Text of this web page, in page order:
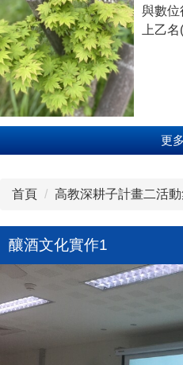
與數位
上乙
更
首頁 高教深耕子計畫二活
釀酒文化實作1